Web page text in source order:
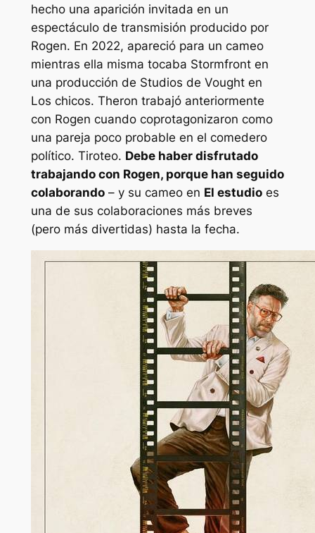
hecho una aparición invitada en un
espectáculo de transmisión producido por
Rogen. En 2022, apareció para un cameo
mientras ella misma tocaba Stormfront en
una producción de Studios de Vought en
Los chicos. Theron trabajó anteriormente
con Rogen cuando coprotagonizaron como
una pareja poco probable en el comedero
político. Tiroteo. Debe haber disfrutado
trabajando con Rogen, porque han seguido
colaborando– y su cameo en El estudioes
una de sus colaboraciones más breves
(pero más divertidas) hasta la fecha.